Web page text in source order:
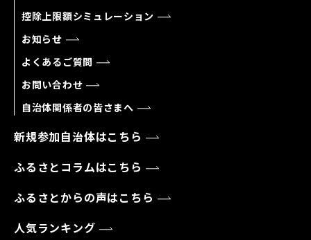
控除上限額シミュレーション
お知らせ
よくあるご質問
お問い合わせ
自治体関係者の皆さまへ
新規参加自治体はこちら
ふるさとコラムはこちら
ふるさとからの声はこちら
人気ランキング